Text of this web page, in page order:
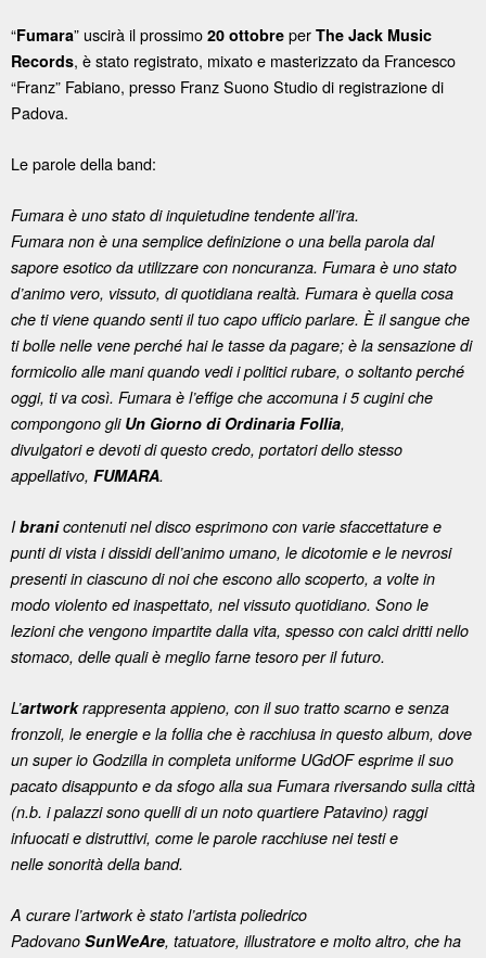
“Fumara” uscirà il prossimo 20 ottobre per The Jack Music
Records, è stato registrato, mixato e masterizzato da Francesco
“Franz” Fabiano, presso Franz Suono Studio di registrazione di
Padova.
Le parole della band:
Fumara è uno stato di inquietudine tendente all’ira.
Fumara non è una semplice definizione o una bella parola dal
sapore esotico da utilizzare con noncuranza. Fumara è uno stato
d’animo vero, vissuto, di quotidiana realtà. Fumara è quella cosa
che ti viene quando senti il tuo capo ufficio parlare. È il sangue che
ti bolle nelle vene perché hai le tasse da pagare; è la sensazione di
formicolio alle mani quando vedi i politici rubare, o soltanto perché
oggi, ti va così. Fumara è l’effige che accomuna i 5 cugini che
compongono gli Un Giorno di Ordinaria Follia,
divulgatori e devoti di questo credo, portatori dello stesso
appellativo, FUMARA.
Ibranicontenuti nel disco esprimono con varie sfaccettature e
punti di vista i dissidi dell’animo umano, le dicotomie e le nevrosi
presenti in ciascuno di noi che escono allo scoperto, a volte in
modo violento ed inaspettato, nel vissuto quotidiano. Sono le
lezioni che vengono impartite dalla vita, spesso con calci dritti nello
stomaco, delle quali è meglio farne tesoro per il futuro.
L’artworkrappresenta appieno, con il suo tratto scarno e senza
fronzoli, le energie e la follia che è racchiusa in questo album, dove
un super io Godzilla in completa uniforme UGdOF esprime il suo
pacato disappunto e da sfogo alla sua Fumara riversando sulla città
(n.b. i palazzi sono quelli di un noto quartiere Patavino) raggi
infuocati e distruttivi, come le parole racchiuse nei testi e
nelle sonorità della band.
A curare l’artwork è stato l’artista poliedrico
Padovano SunWeAre, tatuatore, illustratore e molto altro, che ha